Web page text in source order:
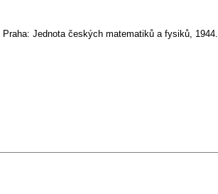
Praha: Jednota českých matematiků a fysiků, 1944.